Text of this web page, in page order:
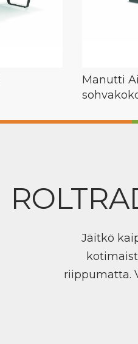
Manutti
Jäitkö
riippumatta.